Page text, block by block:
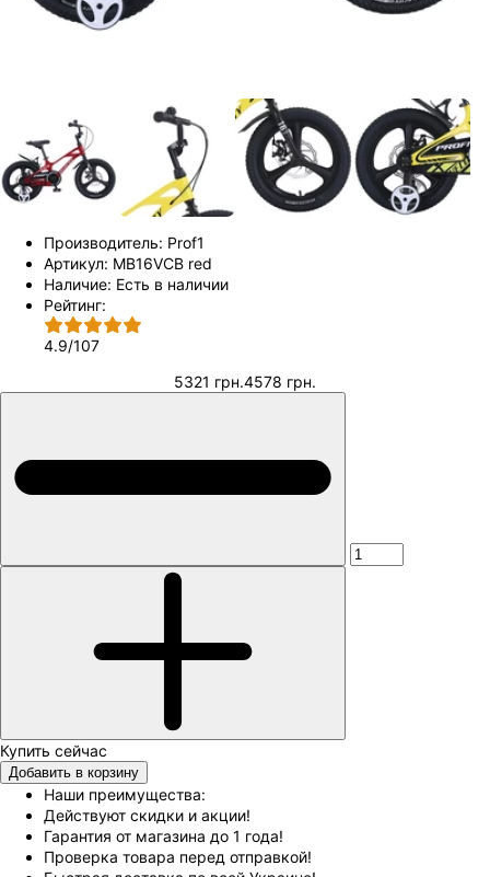
Производитель: Prof1
Артикул: MB16VCB red
Наличие: Есть в наличии
Рейтинг:
4.9/107
5321 грн.4578 грн.
Добавить в корзину
Наши преимущества:
Действуют скидки и акции!
Гарантия от магазина до 1 года!
Проверка товара перед отправкой!